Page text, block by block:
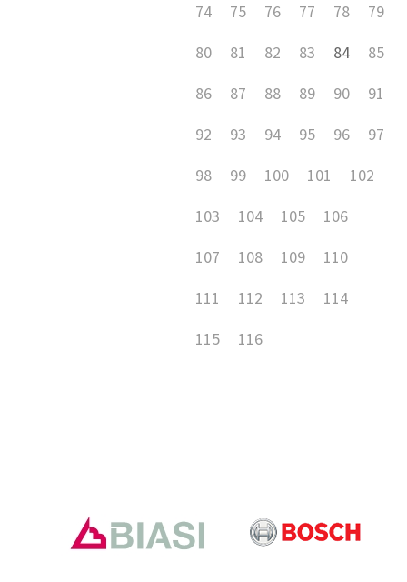
74
75 76 77 78
79
80
81 82 83 84
85
86
87 88 89 90
91
92
93 94 95 96
97
98
99 100 101
102
103
104 105
106
107
108 109
110
111
112 113
114
115
116